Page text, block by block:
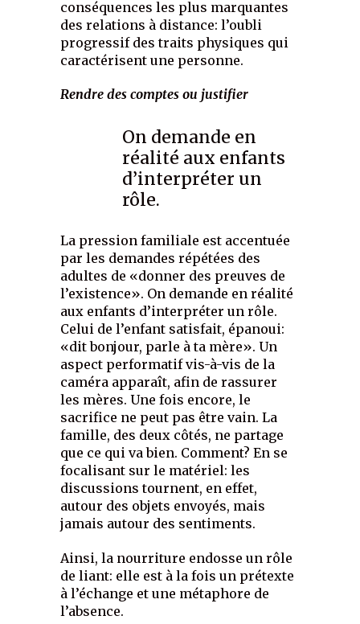
conséquences les plus marquantes
des relations à distance: l’oubli
progressif des traits physiques qui
caractérisent une personne.
Rendre des comptes ou justifier
On demande en
réalité aux enfants
d’interpréter un
rôle.
La pression familiale est accentuée
par les demandes répétées des
adultes de «donner des preuves de
l’existence». On demande en réalité
aux enfants d’interpréter un rôle.
Celui de l’enfant satisfait, épanoui:
«dit bonjour, parle à ta mère». Un
aspect performatif vis-à-vis de la
caméra apparaît, afin de rassurer
les mères. Une fois encore, le
sacrifice ne peut pas être vain. La
famille, des deux côtés, ne partage
que ce qui va bien. Comment? En se
focalisant sur le matériel: les
discussions tournent, en effet,
autour des objets envoyés, mais
jamais autour des sentiments.
Ainsi, la nourriture endosse un rôle
de liant: elle est à la fois un prétexte
à l’échange et une métaphore de
l’absence.